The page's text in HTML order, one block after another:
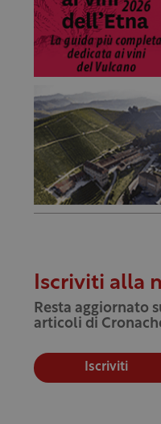
Iscriviti alla
Resta aggiornato
articoli di
Iscriviti